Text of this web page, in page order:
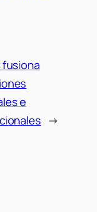
fusiona
e
→